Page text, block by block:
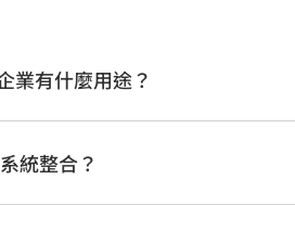
業有什麼用途？
統整合？